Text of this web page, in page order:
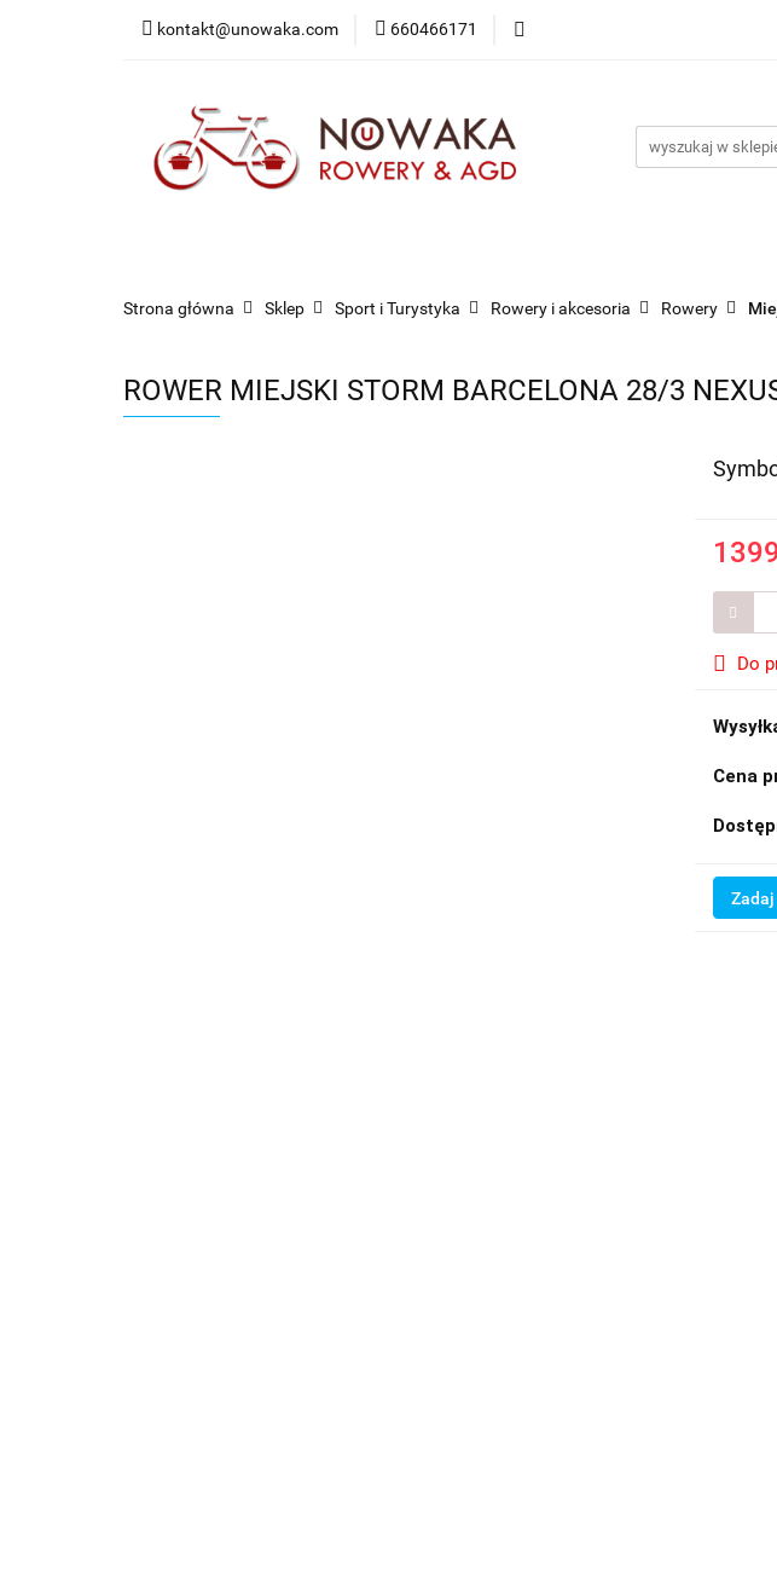
kontakt@unowaka.com 660466171
Strona główna Sklep Sport i Turystyka Rowery i akcesoria Rowery
ROWER MIEJSKI STORM BARCELONA 28/3
Do
Cena